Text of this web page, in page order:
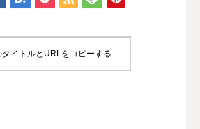
タイトルとURLをコピーする